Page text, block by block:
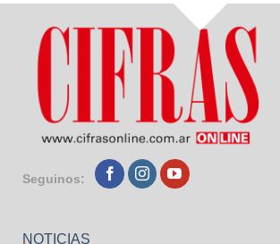
Seguinos:
NOTICIAS